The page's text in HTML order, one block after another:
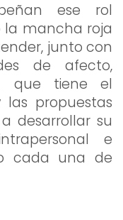
ese rol
la mancha roja
junto con
de afecto,
que tiene el
propuestas
desarrollar su
e
cada una de